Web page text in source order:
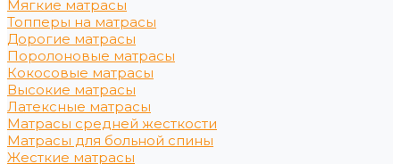
Мягкие матрасы
Топперы на матрасы
Дорогие матрасы
Поролоновые матрасы
Кокосовые матрасы
Высокие матрасы
Латексные матрасы
Матрасы средней жесткости
Матрасы для больной спины
Жесткие матрасы